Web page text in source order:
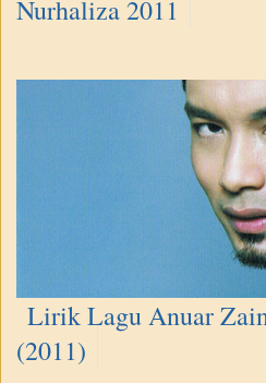
Nurhaliza 2011
Lirik Lagu Anuar
(2011)